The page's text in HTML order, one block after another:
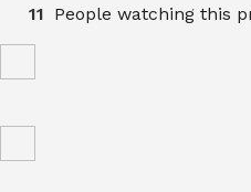
11 People watching this